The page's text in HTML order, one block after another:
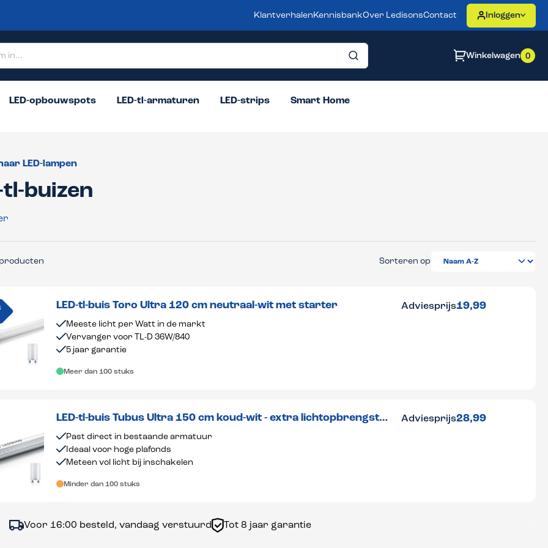
Klantverhalen KennisbankOver LedisonsContact Inloggen
Winkelwagen 0
LED-opbouwspots LED-tl-armaturen LED-strips Smart Home
LED-lampen
tl-buizen
producten Sorteren op
LED-tl-buis Toro Ultra 120 cm neutraal-wit met starter
Meeste licht per Watt in de markt
Vervanger voor TL-D 36W/840
5 jaar garantie
Meer dan 100 stuks
Adviesprijs19,99
LED-tl-buis Tubus Ultra 150 cm koud-wit - extra lichtopbrengst -
transparant
Past direct in bestaande armatuur
Ideaal voor hoge plafonds
Meteen vol licht bij inschakelen
Minder dan 100 stuks
Adviesprijs28,99
besteld, vandaag verstuurd Tot 8 jaar garantie